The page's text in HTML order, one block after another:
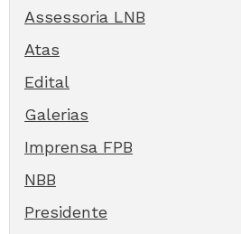
Assessoria LNB
Atas
Edital
Galerias
Imprensa FPB
NBB
Presidente